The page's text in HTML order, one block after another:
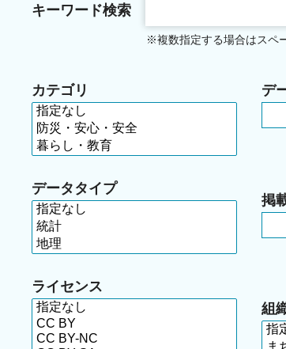
キーワード検索
※複数指定する場合はスペ
カテゴリ
データタイプ
ライセンス
デ
掲
組